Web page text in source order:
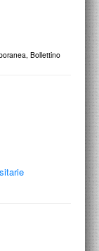
Bollettino